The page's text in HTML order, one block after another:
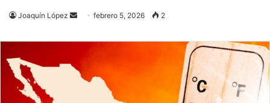
Joaquín López
Send
email
febrero 5, 2026 2